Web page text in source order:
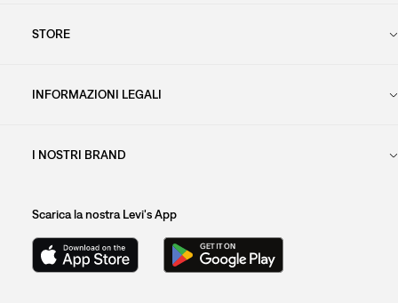
STORE
INFORMAZIONI LEGALI
I NOSTRI BRAND
Scarica la nostra Levi's App